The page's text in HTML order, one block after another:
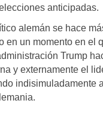
anticipadas.
alemán se hace
en un momento en el
Trump
y externamente el
indisimuladamente